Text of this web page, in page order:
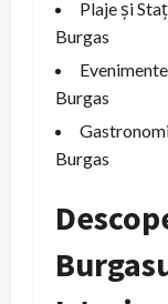
Plaje și
Burgas
Burgas
Burgas